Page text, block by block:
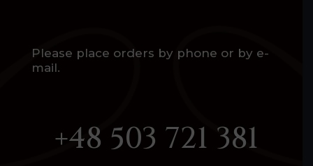
Please place orders by phone or by e-
mail.
+48 503 721 381